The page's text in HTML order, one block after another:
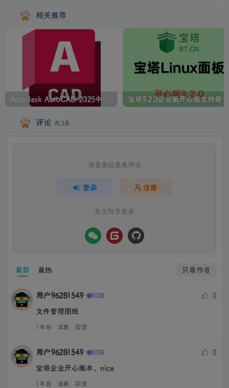
相关推荐
Autodesk AutoCAD 2025中文版+注册机+安装教程 宝塔9.2.0企业版开心版支持最新升级【一键脚本】
评论 共3条
请登录后发表评论
登录 注册
社交账号登录
最新 最热 只看作者
用户96281549
0
文件管理图纸
1年前 北京 回复
用户96281549
0
宝塔企业开心版本，nice
1年前 北京 回复